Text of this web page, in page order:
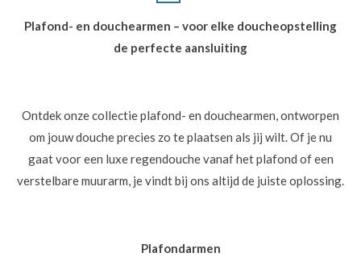
Plafond- en douchearmen – voor elke doucheopstelling
de perfecte aansluiting
Ontdek onze collectie plafond- en douchearmen, ontworpen
om jouw douche precies zo te plaatsen als jij wilt. Of je nu
gaat voor een luxe regendouche vanaf het plafond of een
verstelbare muurarm, je vindt bij ons altijd de juiste oplossing.
Plafondarmen